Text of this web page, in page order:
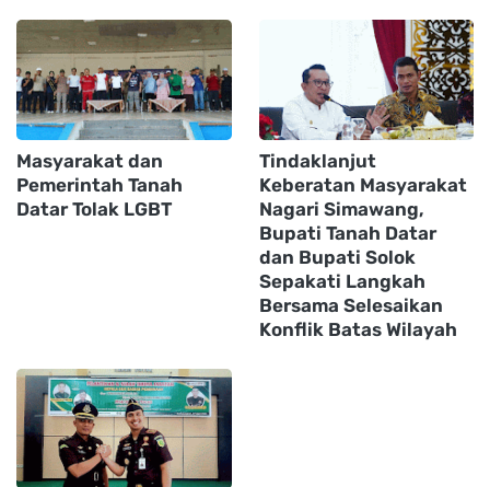
Masyarakat dan
Pemerintah Tanah
Datar Tolak LGBT
Tindaklanjut
Keberatan Masyarakat
Nagari Simawang,
Bupati Tanah Datar
dan Bupati Solok
Sepakati Langkah
Bersama Selesaikan
Konflik Batas Wilayah